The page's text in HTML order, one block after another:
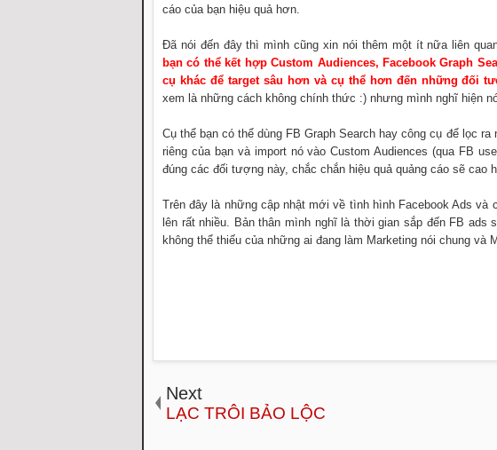
cáo của bạn hiệu quả hơn.
Đã nói đến đây thì mình cũng xin nói thêm một ít nữa liên
bạn có thể kết hợp Custom Audiences, Facebook Graph
cụ khác để target sâu hơn và cụ thể hơn đến những đối
xem là những cách không chính thức :) nhưng mình nghĩ hiện
Cụ thể bạn có thể dùng FB Graph Search hay công cụ để lọc
riêng của bạn và import nó vào Custom Audiences (qua FB
đúng các đối tượng này, chắc chắn hiệu quả quảng cáo sẽ cao
Trên đây là những cập nhật mới về tình hình Facebook Ads và
lên rất nhiều. Bản thân mình nghĩ là thời gian sắp đến FB
không thể thiếu của những ai đang làm Marketing nói chung và
Next
LẠC TRÔI BẢO LỘC